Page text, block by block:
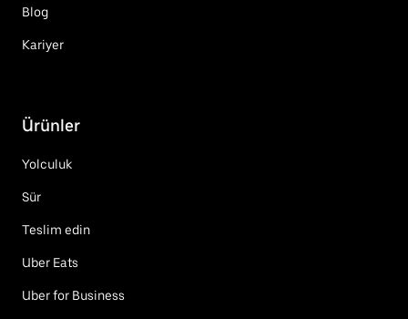
Blog
Kariyer
Ürünler
Yolculuk
Sür
Teslim edin
Uber Eats
Uber for Business